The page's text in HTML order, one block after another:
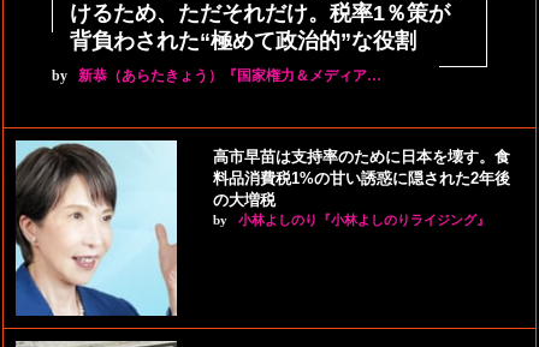
けるため、ただそれだけ。税率1％策が
背負わされた“極めて政治的”な役割
by 新恭（あらたきょう）『国家権力＆メディア…
高市早苗は支持率のために日本を壊す。食
料品消費税1%の甘い誘惑に隠された2年後
の大増税
by 小林よしのり『小林よしのりライジング』